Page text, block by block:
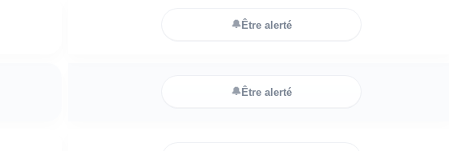
🔔Être alerté
🔔Être alerté